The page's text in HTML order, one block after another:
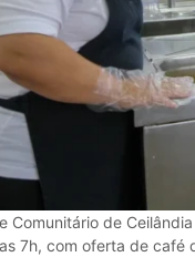
Comunitário de
7h, com oferta de café